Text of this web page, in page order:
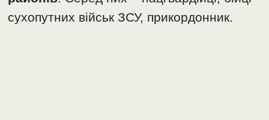
сухопутних військ ЗСУ, прикордонник.